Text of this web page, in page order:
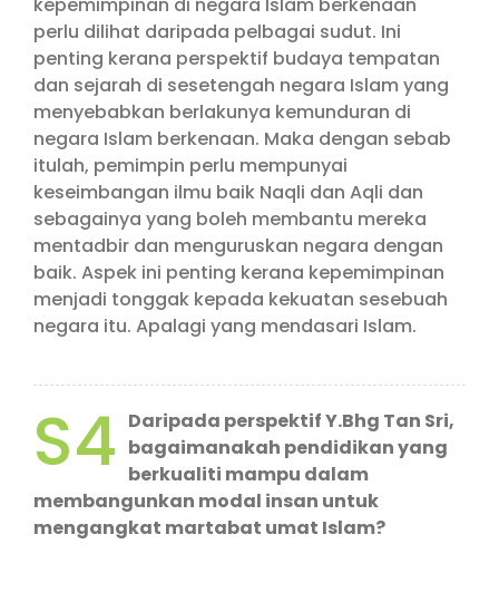
perlu dilihat daripada pelbagai sudut. Ini
penting kerana perspektif budaya tempatan
dan sejarah di sesetengah negara Islam yang
menyebabkan berlakunya kemunduran di
negara Islam berkenaan. Maka dengan sebab
itulah, pemimpin perlu mempunyai
keseimbangan ilmu baik Naqli dan Aqli dan
sebagainya yang boleh membantu mereka
mentadbir dan menguruskan negara dengan
baik. Aspek ini penting kerana kepemimpinan
menjadi tonggak kepada kekuatan sesebuah
negara itu. Apalagi yang mendasari Islam.
S4 Daripada perspektif Y.Bhg Tan Sri,
bagaimanakah pendidikan yang
berkualiti mampu dalam
membangunkan modal insan untuk
mengangkat martabat umat Islam?